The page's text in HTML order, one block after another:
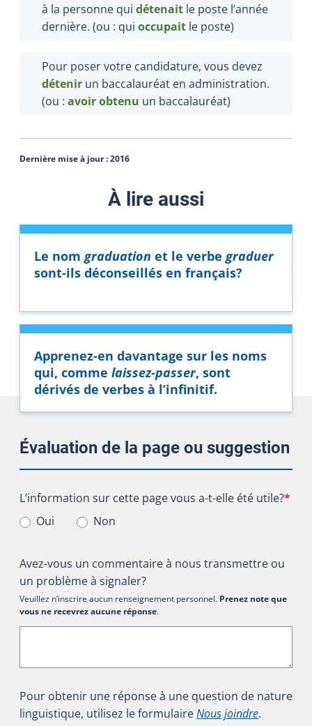
à la personne qui détenait le poste l’année
dernière. (ou : qui occupait le poste)
Pour poser votre candidature, vous devez
détenir un baccalauréat en administration.
(ou : avoir obtenu un baccalauréat)
Dernière mise à jour :2016
À lire aussi
Le nom graduation et le verbe graduer
sont-ils déconseillés en français?
Apprenez-en davantage sur les noms
qui, comme laissez-passer, sont
dérivés de verbes à l’infinitif.
Évaluation de la page ou suggestion
L’information sur cette page vous a-t-elle été utile?
L’information sur cette page vous a-t-elle été utile?*
Oui
Non
Avez-vous un commentaire à nous transmettre ou
un problème à signaler?
Veuillez n’inscrire aucun renseignement personnel. Prenez note que
vous ne recevrez aucune réponse.
Pour obtenir une réponse à une question de nature
linguistique, utilisez le formulaireNous joindre.